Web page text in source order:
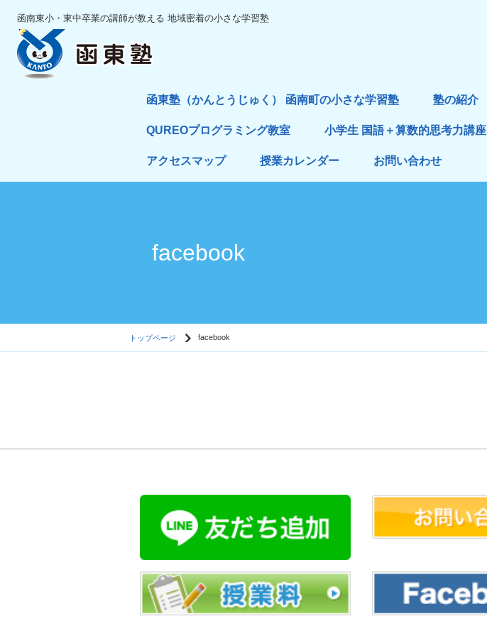
函南東小・東中卒業の講師が教える 地域密着の小さな学習塾
函東塾（かんとうじゅく） 函南町の小さな学習塾 塾の紹介
QUREOプログラミング教室 小学生 国語＋算数的思考力講座
アクセスマップ 授業カレンダー お問い合わせ
facebook
トップページ facebook